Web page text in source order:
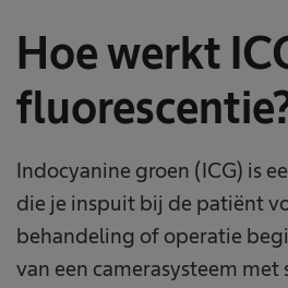
Hoe werkt
Indocyanine groen (ICG) is
die je inspuit bij de patiënt
behandeling of operatie
van een camerasysteem met